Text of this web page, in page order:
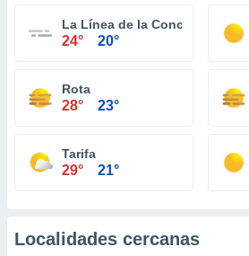
La Línea de la Concepción
24° 20°
Rota
28° 23°
Tarifa
29° 21°
Localidades cercanas